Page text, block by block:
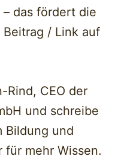
das fördert die
/ Link auf
Rind, CEO der
und schreibe
Bildung und
für mehr Wissen.